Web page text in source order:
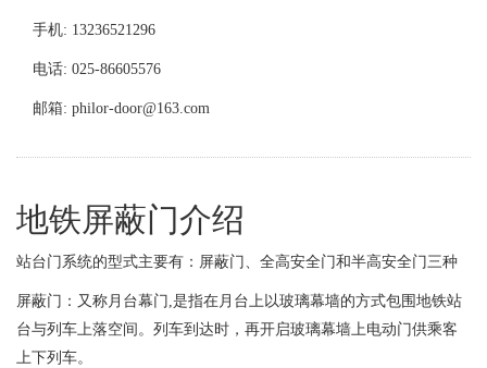
手机: 13236521296
电话: 025-86605576
邮箱: philor-door@163.com
地铁屏蔽门介绍
站台门系统的型式主要有：屏蔽门、全高安全门和半高安全门三种
屏蔽门：又称月台幕门,是指在月台上以玻璃幕墙的方式包围地铁站
台与列车上落空间。列车到达时，再开启玻璃幕墙上电动门供乘客
上下列车。